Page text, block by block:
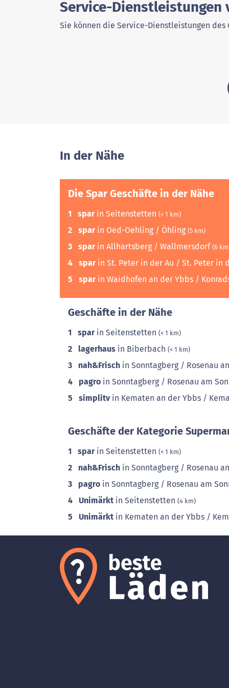
Service-Dienstleistungen
Sie können die Service-Dienstleistungen des
In der Nähe
Die Spar Geschäfte in der Nähe
1 sparin Seitenstetten (< 1 km)
2 sparin Oed-Oehling / Öhling (5 km)
3 sparin Allhartsberg / Wallmersdorf (6
4 sparin St. Peter in der Au / St. Peter in
5
sparin Waidhofen an der Ybbs /
Geschäfte in der Nähe
1 sparin Seitenstetten (< 1 km)
2 lagerhaus in Biberbach (< 1 km)
3 nah&Frisch in Sonntagberg / Rosenau
4
pagro in Sonntagberg / Rosenau am
5
simplitvin Kematen an der Ybbs /
Geschäfte der Kategorie
1 sparin Seitenstetten (< 1 km)
2 nah&Frisch in Sonntagberg / Rosenau
3
pagro in Sonntagberg / Rosenau am
4
Unimärkt in Seitenstetten (4 km)
5 Unimärkt in Kematen an der Ybbs /